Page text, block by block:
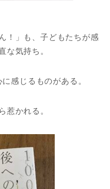
！」も、子どもたちが感
な気持ち。
感じるものがある。
惹かれる。